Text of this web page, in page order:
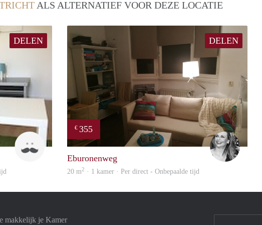
ALS ALTERNATIEF VOOR DEZE LOCATIE
DELEN
Roel
DELEN
€ 355
Eburonenweg
20 m2 · 1 kamer · Per direct - Onbepaalde tijd
makkelijk je Kamer